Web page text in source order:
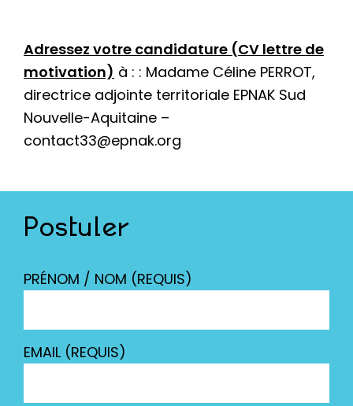
Adressez votre candidature (CV lettre de
motivation) à : : Madame Céline PERROT,
directrice adjointe territoriale EPNAK Sud
Nouvelle-Aquitaine –
contact33@epnak.org
Postuler
PRÉNOM / NOM (REQUIS)
EMAIL (REQUIS)